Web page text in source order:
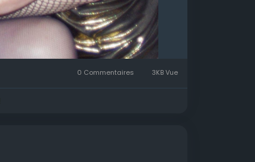
0 Commentaires 3KB Vue